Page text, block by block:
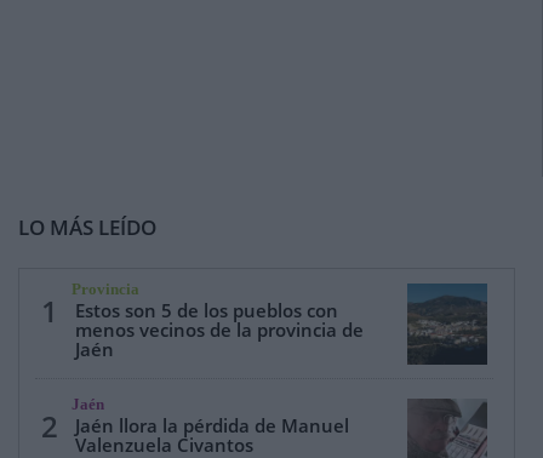
LO MÁS LEÍDO
1
Provincia
Estos son 5 de los pueblos con
menos vecinos de la provincia de
Jaén
2
Jaén
Jaén llora la pérdida de Manuel
Valenzuela Civantos